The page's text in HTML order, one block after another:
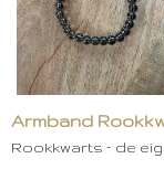
Armband
Rookkwarts – de